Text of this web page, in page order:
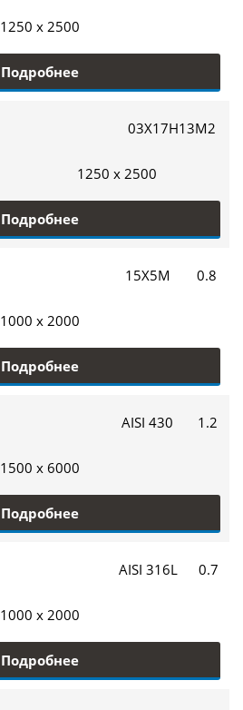
1250 x 2500
Подробнее
03Х17Н13М2
1250 x 2500
Подробнее
15Х5М 0.8
1000 x 2000
Подробнее
AISI 430 1.2
1500 x 6000
Подробнее
AISI 316L 0.7
1000 x 2000
Подробнее